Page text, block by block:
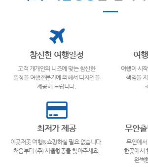
참신한 여행일정
고객 개개인의 니즈에 맞는 참신한
일정을 여행전문가에 의해서 디자인을
제공해 드립니다.
여
여행이 시
책임을
최저가 제공
이곳저곳 여행&쇼핑하실 필요 없습니다.
처음부터 (주) 서울항공를 찾아주세요.
무안
무안에
한곳에서
완벽